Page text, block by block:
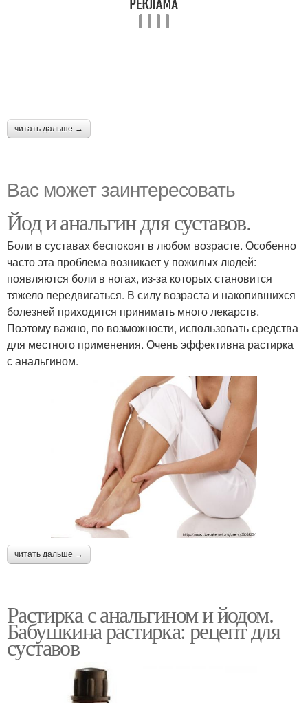
читать дальше →
Вас может заинтересовать
Йод и анальгин для суставов.
Боли в суставах беспокоят в любом возрасте. Особенно
часто эта проблема возникает у пожилых людей:
появляются боли в ногах, из-за которых становится
тяжело передвигаться. В силу возраста и накопившихся
болезней приходится принимать много лекарств.
Поэтому важно, по возможности, использовать средства
для местного применения. Очень эффективна растирка
с анальгином.
читать дальше →
Растирка с анальгином и йодом.
Бабушкина растирка: рецепт для
суставов